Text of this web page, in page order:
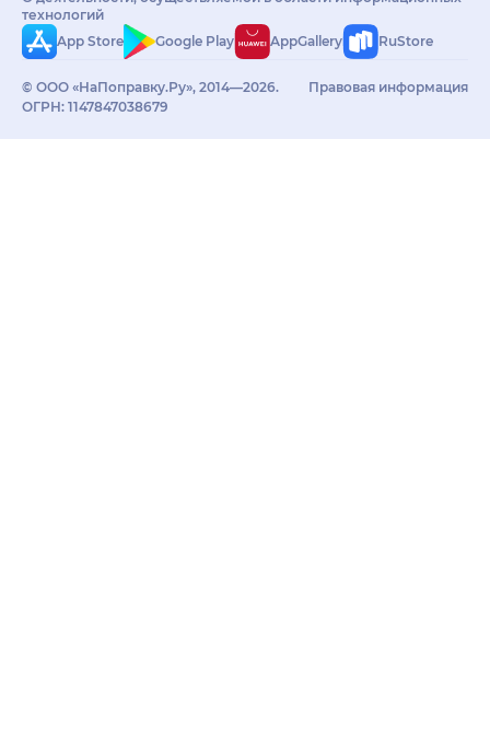
технологий
App Store
Google Play AppGallery RuStore
© ООО «НаПоправку.Ру», 2014—2026.
ОГРН: 1147847038679
Правовая информация